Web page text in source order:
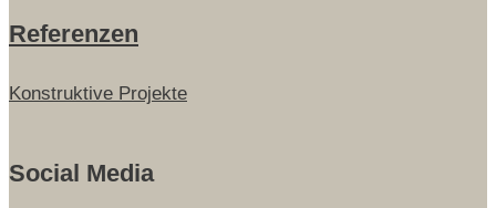
Referenzen
Konstruktive Projekte
Social Media